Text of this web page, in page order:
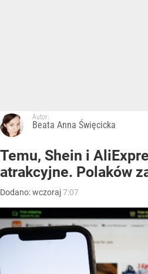
Autor:
Beata Anna Święcicka
Temu, Shein i
atrakcyjne. Polaków
Dodano:wczoraj7:07